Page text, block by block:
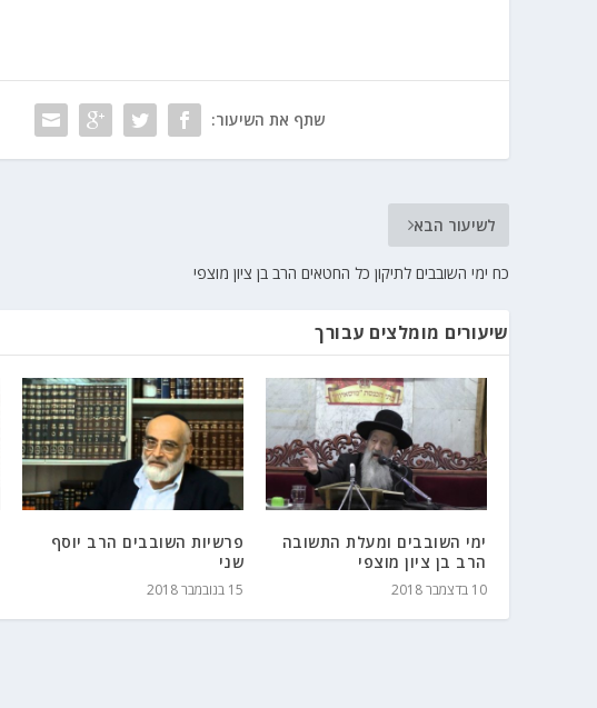
שתף את השיעור:
לשיעור הבא
כח ימי השובבים לתיקון כל החטאים הרב בן ציון מוצפי
שיעורים מומלצים עבורך
ימי השובבים ומעלת התשובה
הרב בן ציון מוצפי
10 בדצמבר 2018
פרשיות השובבים הרב יוסף
שני
15 בנובמבר 2018